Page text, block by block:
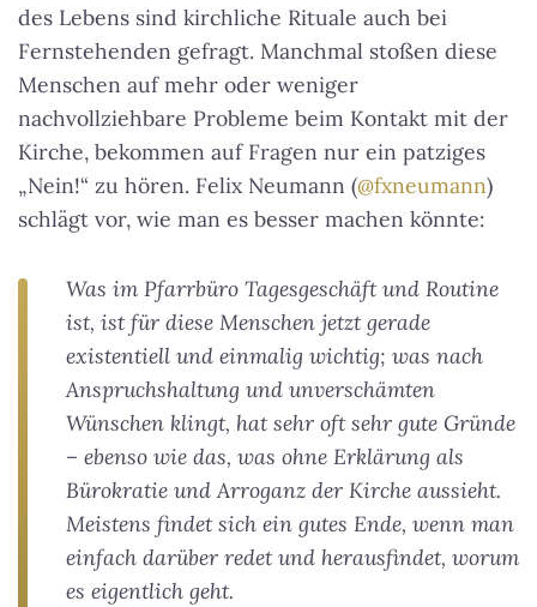
des Lebens sind kirchliche Rituale auch bei
Fernstehenden gefragt. Manchmal stoßen diese
Menschen auf mehr oder weniger
nachvollziehbare Probleme beim Kontakt mit der
Kirche, bekommen auf Fragen nur ein patziges
„Nein!“ zu hören. Felix Neumann (@fxneumann)
schlägt vor, wie man es besser machen könnte:
Was im Pfarrbüro Tagesgeschäft und Routine
ist, ist für diese Menschen jetzt gerade
existentiell und einmalig wichtig; was nach
Anspruchshaltung und unverschämten
Wünschen klingt, hat sehr oft sehr gute Gründe
– ebenso wie das, was ohne Erklärung als
Bürokratie und Arroganz der Kirche aussieht.
Meistens findet sich ein gutes Ende, wenn man
einfach darüber redet und herausfindet, worum
es eigentlich geht.